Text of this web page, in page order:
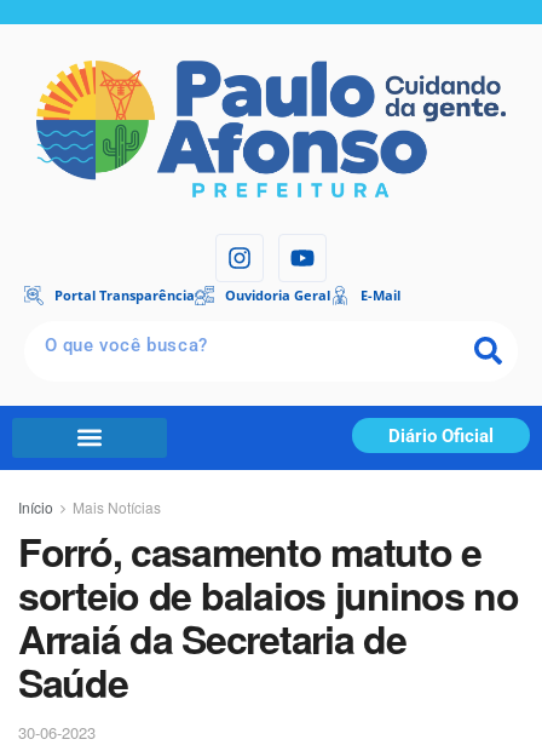
Portal Transparência Ouvidoria Geral E-Mail
Diário Oficial
Início Mais Notícias
Forró, casamento matuto e
sorteio de balaios juninos no
Arraiá da Secretaria de
Saúde
30-06-2023